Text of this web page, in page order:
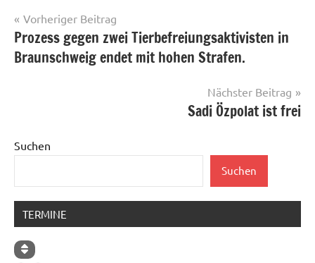
Beitragsnavigation
Vorheriger Beitrag
Prozess gegen zwei Tierbefreiungsaktivisten in
Braunschweig endet mit hohen Strafen.
Nächster Beitrag
Sadi Özpolat ist frei
Suchen
Suchen
TERMINE